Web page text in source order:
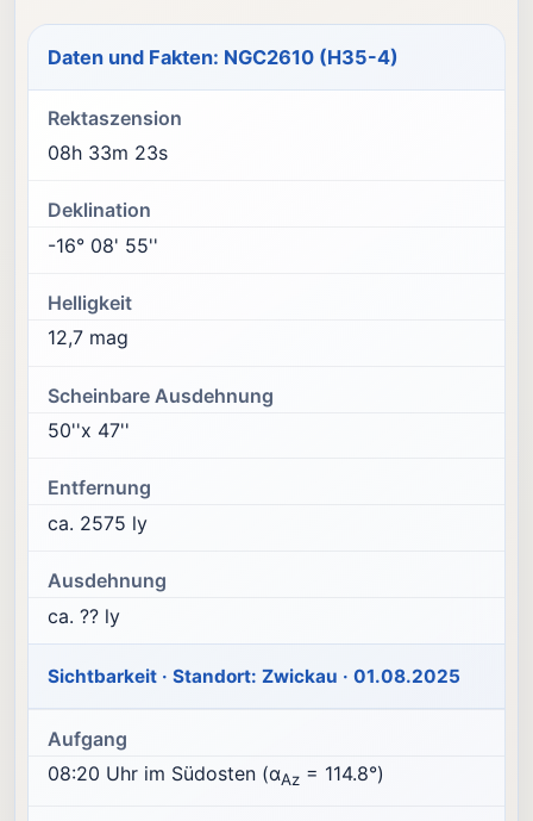
Daten und Fakten: NGC2610 (H35-4)
Rektaszension
08h 33m 23s
Deklination
-16° 08' 55''
Helligkeit
12,7 mag
Scheinbare Ausdehnung
50''x 47''
Entfernung
ca. 2575 ly
Ausdehnung
ca. ?? ly
Sichtbarkeit · Standort: Zwickau · 01.08.2025
Aufgang
08:20 Uhr im Südosten (αAz = 114.8°)